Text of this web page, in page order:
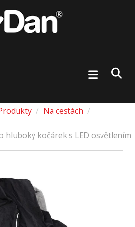
/ Na cestách /
hluboký kočárek s LED osvětlením